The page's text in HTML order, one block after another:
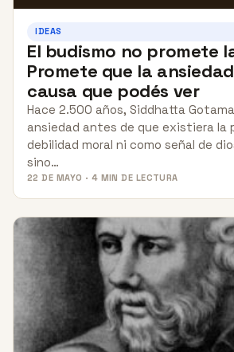
IDEAS
El budismo no promete
Promete que la
causa que podés ver
Hace 2.500 años, Siddhatta
ansiedad antes de que existiera la
debilidad moral ni como señal de
sino…
22 DE MAYO · 4 MIN DE LECTURA